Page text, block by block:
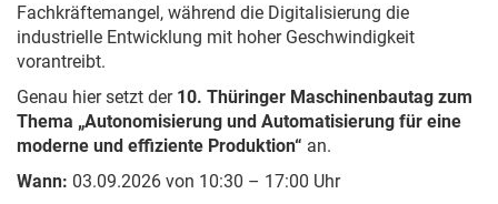
Fachkräftemangel, während die Digitalisierung die
industrielle Entwicklung mit hoher Geschwindigkeit
vorantreibt.
Genau hier setzt der 10. Thüringer Maschinenbautag zum
Thema „Autonomisierung und Automatisierung für eine
moderne und effiziente Produktion“ an.
Wann: 03.09.2026 von 10:30 – 17:00 Uhr